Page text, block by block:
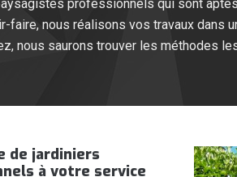
professionnels qui sont
nous réalisons vos travaux dans
nous saurons trouver les méthodes
de jardiniers
à votre service